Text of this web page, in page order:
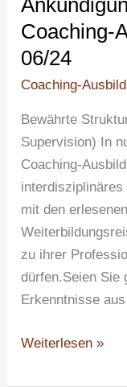
Coaching-
06/24
Coaching-
Bewährte
Supervision) In
Coaching-
mit den
zu ihrer
dürfen.Seien Sie
Erkenntnisse
Weiterlesen »